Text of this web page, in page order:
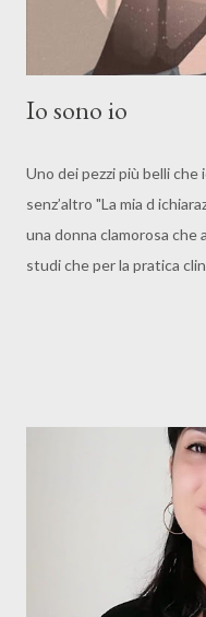
Io sono io
Uno dei pezzi più belli che
senz’altro "La mia d
una donna clamorosa che
studi che per la pratica
tutto di me, il mio corpo, le
voce, tutte le mie azioni,
Possiedo le mie fantasie,
paure. Possiedo tutti i miei